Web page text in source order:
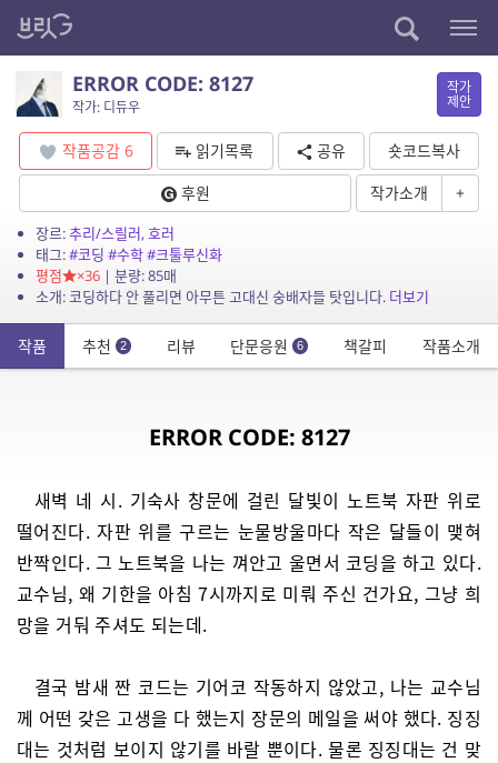
ERROR CODE: 8127
작가: 디듀우
작가
제안
작품공감 6 읽기목록 공유
숏코드복사
후원
작가소개 +
장르:추리/스릴러,호러
태그:#코딩 #수학#크툴루신화
평점
×36| 분량: 85매
소개: 코딩하다 안 풀리면 아무튼 고대신 숭배자들 탓입니다. 더보기
작품 추천 2 리뷰 단문응원 6 책갈피 작품소개
ERROR CODE: 8127
새벽 네 시. 기숙사 창문에 걸린 달빛이 노트북 자판 위로
떨어진다. 자판 위를 구르는 눈물방울마다 작은 달들이 맺혀
반짝인다. 그 노트북을 나는 껴안고 울면서 코딩을 하고 있다.
교수님, 왜 기한을 아침 7시까지로 미뤄 주신 건가요, 그냥 희
망을 거둬 주셔도 되는데.
결국 밤새 짠 코드는 기어코 작동하지 않았고, 나는 교수님
께 어떤 갖은 고생을 다 했는지 장문의 메일을 써야 했다. 징징
대는 것처럼 보이지 않기를 바랄 뿐이다. 물론 징징대는 건 맞